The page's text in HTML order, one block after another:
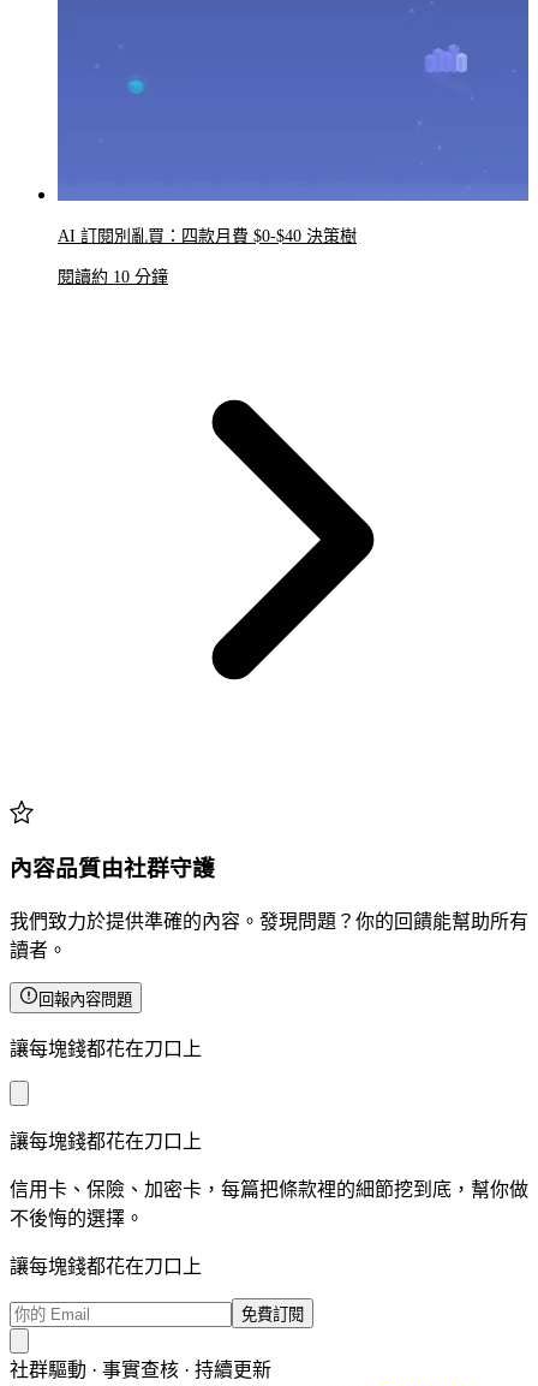
AI 訂閱別亂買：四款月費 $0-$40 決策樹
閱讀約 10 分鐘
內容品質由社群守護
我們致力於提供準確的內容。發現問題？你的回饋能幫助所有
讀者。
回報內容問題
讓每塊錢都花在刀口上
讓每塊錢都花在刀口上
信用卡、保險、加密卡，每篇把條款裡的細節挖到底，幫你做
不後悔的選擇。
讓每塊錢都花在刀口上
免費訂閱
社群驅動 · 事實查核 · 持續更新